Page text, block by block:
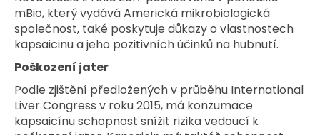
mBio, který vydává Americká mikrobiologická
společnost, také poskytuje důkazy o vlastnostech
kapsaicinu a jeho pozitivních účinků na hubnutí.
Poškození jater
Podle zjištění předložených v průběhu International
Liver Congress v roku 2015, má konzumace
kapsaicínu schopnost snížit rizika vedoucí k